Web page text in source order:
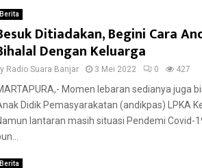
Berita
Ditiadakan, Begini Cara
Dengan Keluarga
Radio Suara Banjar 3 Mei 2022 0 427
Momen lebaran sedianya juga
Didik Pemasyarakatan (andikpas) LPKA
lantaran masih situasi Pendemi Covid-
Berita